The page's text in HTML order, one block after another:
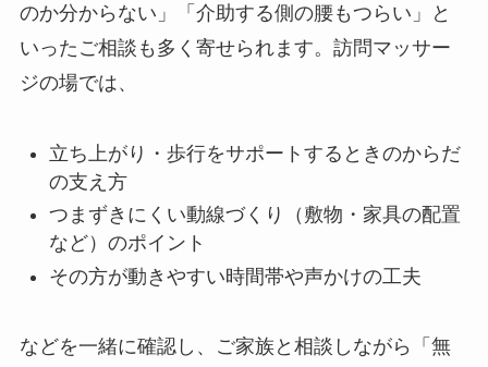
のか分からない」「介助する側の腰もつらい」と
いったご相談も多く寄せられます。訪問マッサー
ジの場では、
立ち上がり・歩行をサポートするときのからだ
の支え方
つまずきにくい動線づくり（敷物・家具の配置
など）のポイント
その方が動きやすい時間帯や声かけの工夫
などを一緒に確認し、ご家族と相談しながら「無